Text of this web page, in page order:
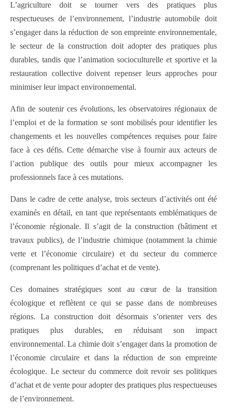
L’agriculture doit se tourner vers des pratiques plus
respectueuses de l’environnement, l’industrie automobile doit
s’engager dans la réduction de son empreinte environnementale,
le secteur de la construction doit adopter des pratiques plus
durables, tandis que l’animation socioculturelle et sportive et la
restauration collective doivent repenser leurs approches pour
minimiser leur impact environnemental.
Afin de soutenir ces évolutions, les observatoires régionaux de
l’emploi et de la formation se sont mobilisés pour identifier les
changements et les nouvelles compétences requises pour faire
face à ces défis. Cette démarche vise à fournir aux acteurs de
l’action publique des outils pour mieux accompagner les
professionnels face à ces mutations.
Dans le cadre de cette analyse, trois secteurs d’activités ont été
examinés en détail, en tant que représentants emblématiques de
l’économie régionale. Il s’agit de la construction (bâtiment et
travaux publics), de l’industrie chimique (notamment la chimie
verte et l’économie circulaire) et du secteur du commerce
(comprenant les politiques d’achat et de vente).
Ces domaines stratégiques sont au cœur de la transition
écologique et reflètent ce qui se passe dans de nombreuses
régions. La construction doit désormais s’orienter vers des
pratiques plus durables, en réduisant son impact
environnemental. La chimie doit s’engager dans la promotion de
l’économie circulaire et dans la réduction de son empreinte
écologique. Le secteur du commerce doit revoir ses politiques
d’achat et de vente pour adopter des pratiques plus respectueuses
de l’environnement.